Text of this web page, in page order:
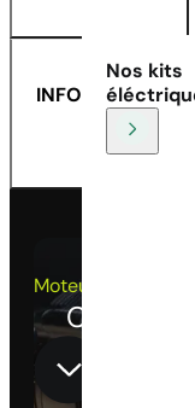
Nos kits
INFORMATIONS
Moteur
Couple